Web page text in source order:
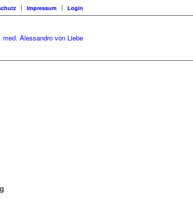
Impressum Login